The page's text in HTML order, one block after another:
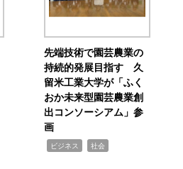
先端技術で園芸農業の
持続的発展目指す 久
留米工業大学が「ふく
おか未来型園芸農業創
出コンソーシアム」参
画
ビジネス 社会